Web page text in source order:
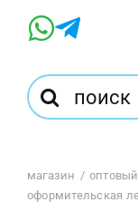
Результат
поиска:
магазин
оформительская